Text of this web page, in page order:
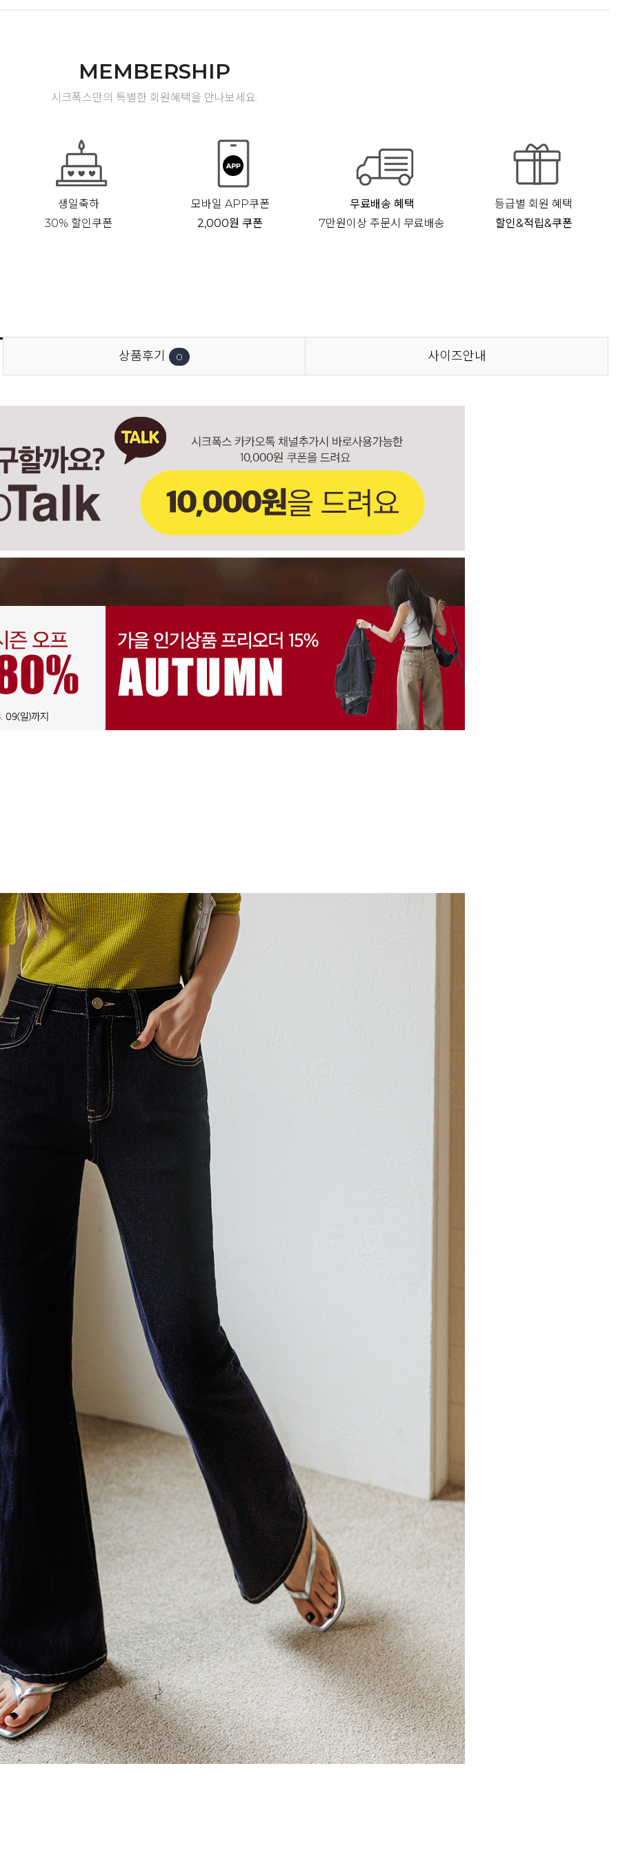
MEMBERSHIP
시크폭스만의 특별한 회원혜택을 만나보세요.
생일축하
30% 할인쿠폰
모바일 APP쿠폰
2,000원 쿠폰
무료배송 혜택
7만원이상 주문시 무료배송
등급별 회원 혜택
할인&적립&쿠폰
상품후기 0 사이즈안내